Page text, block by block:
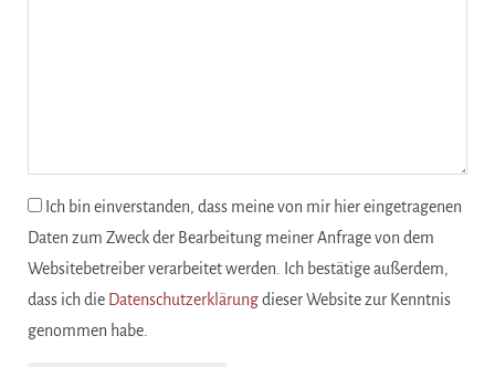
Ich bin einverstanden, dass meine von mir hier eingetragenen
Daten zum Zweck der Bearbeitung meiner Anfrage von dem
Websitebetreiber verarbeitet werden. Ich bestätige außerdem,
dass ich die Datenschutzerklärungdieser Website zur Kenntnis
genommen habe.